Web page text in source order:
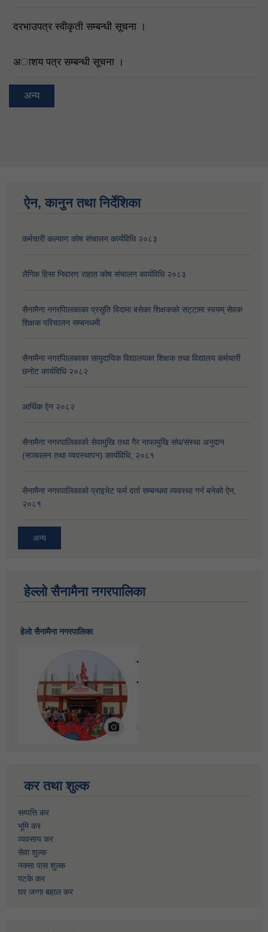
दरभाउपत्र स्वीकृती सम्बन्धी सूचना ।
अाशय पत्र सम्बन्धी सूचना ।
अन्य
ऐन, कानुन तथा निर्देशिका
कर्मचारी कल्याण काेष संचालन कार्यविधि २०८३
लैगिक हिसा निवारण राहात कोष संचालन कार्यविधि २०८३
सैनामैना नगरपािलकाका प्रसुति विदामा बसेका शिक्षककाे सट्टामा स्वयम् सेवक
शिक्षक परिचालन सम्बनधमी
सैनामैना नगरपािलकाका सामुदायिक विद्यालयका शिक्षक तथा विद्यालय कर्मचारी
छनाेट कार्यविधि २०८२
आर्थिक ऐन २०८२
सैनामैना नगरपालिकाको सेवामुखि तथा गैर नाफामुखि संघ/संस्था अनुदान
(सञ्चालन तथा व्यवस्थापन) कार्यविधि, २०८१
सैनामैना नगरपालिकाको प्राइभेट फर्म दर्ता सम्बन्धमा व्यवस्था गर्न बनेको ऐन,
२०८१
अन्य
हेल्लो सैनामैना नगरपालिका
हेलाे सैनामैना नगरपालिका
कर तथा शुल्क
सम्पत्ति कर
भूमि कर
व्यवसाय कर
सेवा शुल्क
नक्सा पास शुल्क
पटके कर
घर जग्गा बहाल कर